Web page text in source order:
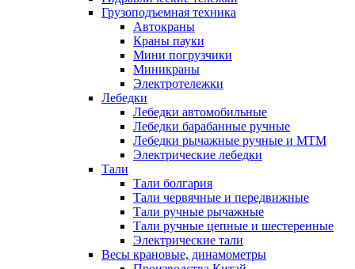
Грузоподъемная техника
Автокраны
Краны пауки
Мини погрузчики
Миникраны
Электротележки
Лебедки
Лебедки автомобильные
Лебедки барабанные ручные
Лебедки рычажные ручные и МТМ
Электрические лебедки
Тали
Тали болгария
Тали червячные и передвижные
Тали ручные рычажные
Тали ручные цепные и шестеренные
Электрические тали
Весы крановые, динамометры